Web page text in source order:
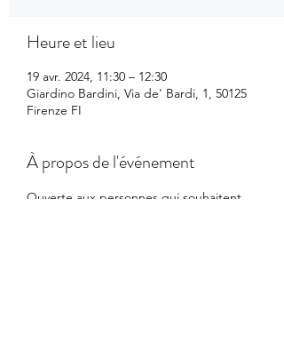
Heure et lieu
19 avr. 2024, 11:30 – 12:30
Giardino Bardini, Via de' Bardi, 1, 50125
Firenze FI
À propos de l'événement
Ouverte aux personnes qui souhaitent